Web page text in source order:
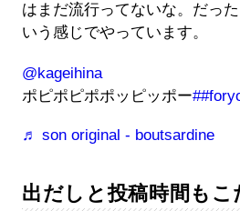
はまだ流行ってないな。だっ
いう感じでやっています。
@kageihina
ポピポピポポッピッポー
♬ son original - boutsardine
出だしと投稿時間もこ